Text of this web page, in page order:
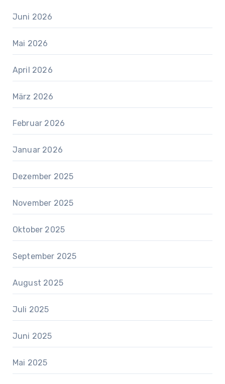
Juni 2026
Mai 2026
April 2026
März 2026
Februar 2026
Januar 2026
Dezember 2025
November 2025
Oktober 2025
September 2025
August 2025
Juli 2025
Juni 2025
Mai 2025